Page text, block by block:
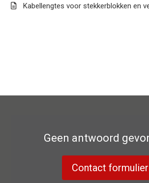
Kabellengtes voor stekkerblokken en
Geen antwoord
Contact formulier